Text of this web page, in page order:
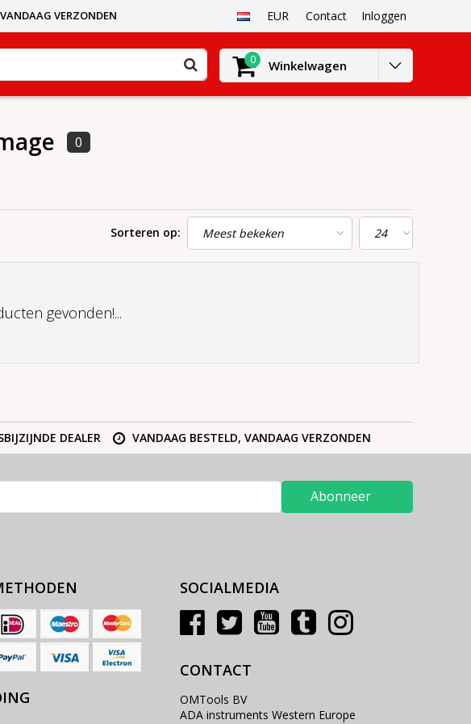
VERZONDEN EUR Contact Inloggen
0 Winkelwagen
0
Sorteren op:
gevonden!...
DEALER VANDAAG BESTELD, VANDAAG VERZONDEN
Abonneer
SOCIALMEDIA
CONTACT
OMTools BV
ADA instruments Western Europe